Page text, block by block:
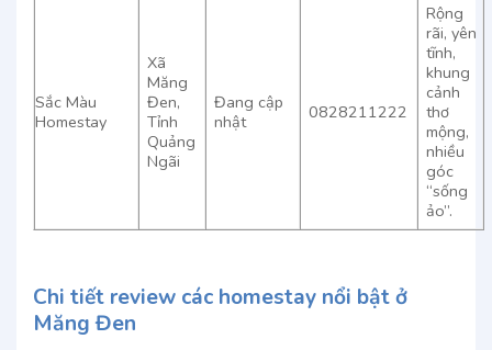
Sắc Màu
Homestay
Xã
Măng
Đen,
Tỉnh
Quảng
Ngãi
Đang cập
nhật
0828211222
Rộng
rãi, yên
tĩnh,
khung
cảnh
thơ
mộng,
nhiều
góc
“sống
ảo”.
Chi tiết review các homestay nổi bật ở
Măng Đen